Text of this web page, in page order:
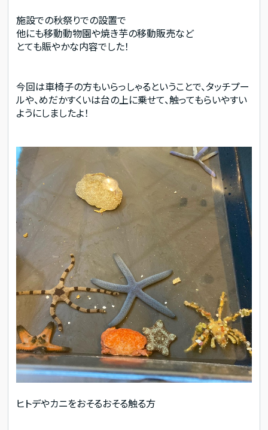
施設での秋祭りでの設置で
他にも移動動物園や焼き芋の移動販売など
とても賑やかな内容でした！
今回は車椅子の方もいらっしゃるということで、タッチプー
ルや、めだかすくいは台の上に乗せて、触ってもらいやすい
ようにしましたよ！
ヒトデやカニをおそるおそる触る方